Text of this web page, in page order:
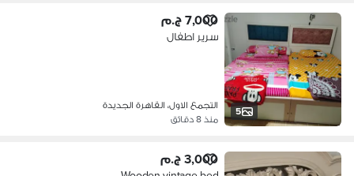
5
7,000 ج.م
سرير اطفال
التجمع الاول، القاهرة الجديدة
منذ 8 دقائق
3,000 ج.م